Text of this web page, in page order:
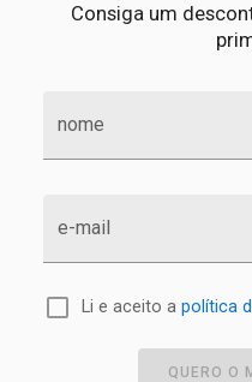
Consiga um
nome
e-mail
Li e aceito a política
QUERO O